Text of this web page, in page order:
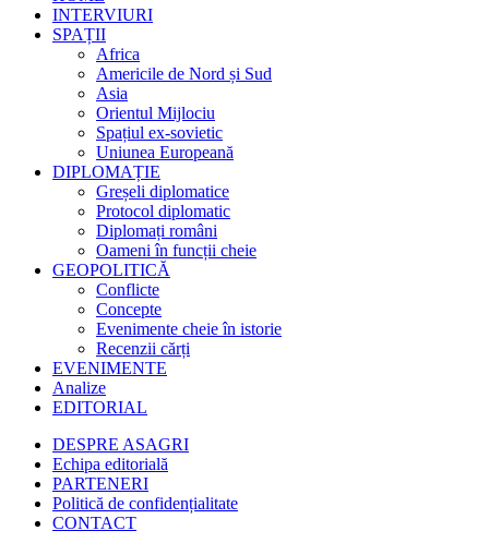
INTERVIURI
SPAȚII
Africa
Americile de Nord și Sud
Asia
Orientul Mijlociu
Spațiul ex-sovietic
Uniunea Europeană
DIPLOMAȚIE
Greșeli diplomatice
Protocol diplomatic
Diplomați români
Oameni în funcții cheie
GEOPOLITICĂ
Conflicte
Concepte
Evenimente cheie în istorie
Recenzii cărți
EVENIMENTE
Analize
EDITORIAL
DESPRE ASAGRI
Echipa editorială
PARTENERI
Politică de confidențialitate
CONTACT